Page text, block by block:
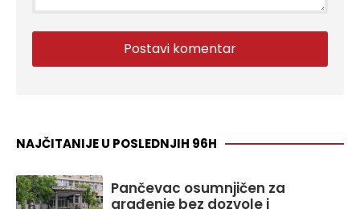
NAJČITANIJE U POSLEDNJIH 96H
Pančevac osumnjičen za
građenje bez dozvole i